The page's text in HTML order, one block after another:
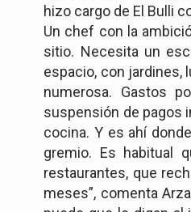
hizo cargo de El Bulli
Un chef con la
sitio. Necesita un
espacio, con jardines,
numerosa. Gastos
suspensión de pagos
cocina. Y es ahí
gremio. Es habitual
restaurantes, que
meses”, comenta